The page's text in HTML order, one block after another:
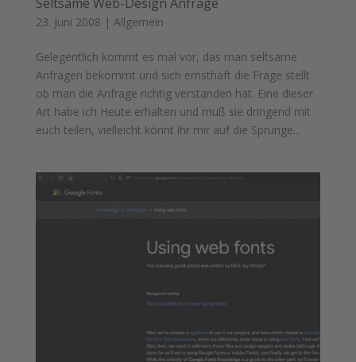
23. Juni 2008 | Allgemein
Gelegentlich kommt es mal vor, das man seltsame
Anfragen bekommt und sich ernsthaft die Frage stellt
ob man die Anfrage richtig verstanden hat. Eine dieser
Art habe ich Heute erhalten und muß sie dringend mit
euch teilen, vielleicht könnt ihr mir auf die Sprünge...